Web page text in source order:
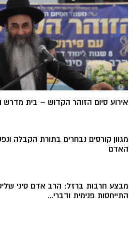
אירוע סיום הזוהר הקדוש – בית מדרש
מגוון קורסים נבחרים בתורת הקבלה
האדם
מבצע חרבות ברזל: הרב אדם סיני
התייחסות פנימית ודברי...